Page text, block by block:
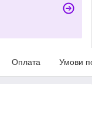
Оплата Умови